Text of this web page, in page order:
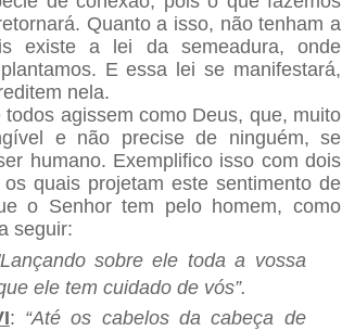
Quanto a isso, não tenham a
existe a lei da semeadura, onde
E essa lei se manifestará,
nela.
agissem como Deus, que, muito
e não precise de ninguém, se
humano. Exemplifico isso com dois
quais projetam este sentimento de
o Senhor tem pelo homem, como
seguir:
sobre ele toda a vossa
ele tem cuidado de vós”.
: “Até os cabelos da cabeça de